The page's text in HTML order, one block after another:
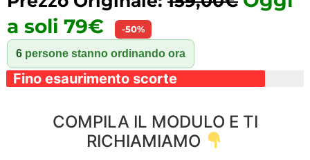
a soli 79€
-50%
6 persone stanno ordinando ora
Fino esaurimento scorte
COMPILA IL MODULO E TI
RICHIAMIAMO